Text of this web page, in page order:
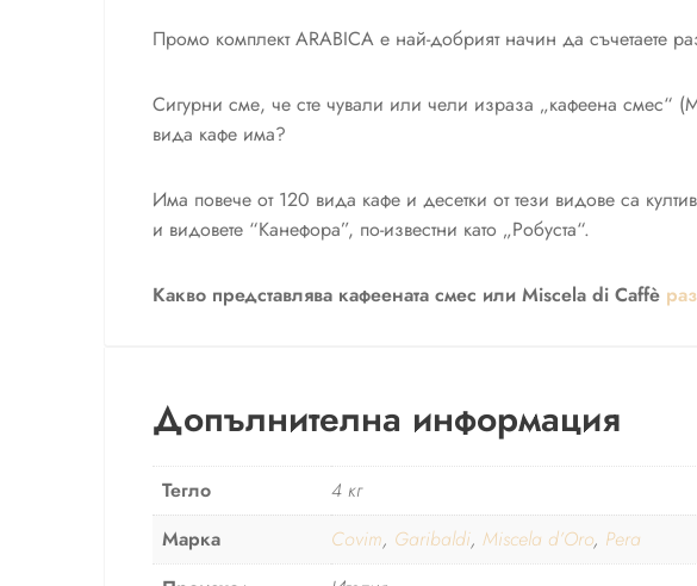
Промо комплект ARABICA е най-добрият начин да съчетаете
Сигурни сме, че сте чували или чели израза „кафеена смес“
вида кафе има?
Има повече от 120 вида кафе и десетки от тези видове са
и видовете “Канефора”, по-известни като „Робуста“.
Какво представлява кафеената смес или Miscela di Caffè
Допълнителна информация
Тегло
4 кг
Марка
Covim, Garibaldi, Miscela d’Oro, Pera